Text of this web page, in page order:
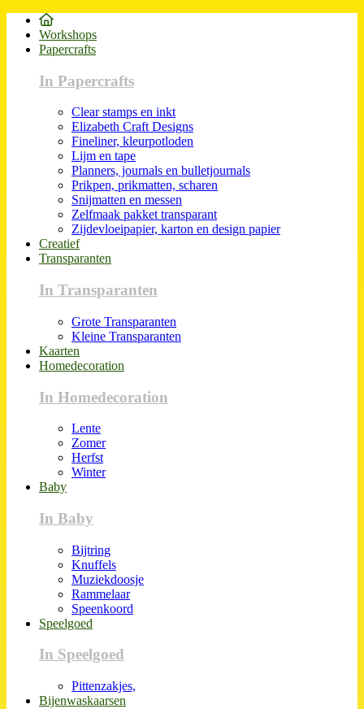
Workshops
Papercrafts
In Papercrafts
Clear stamps en inkt
Elizabeth Craft Designs
Fineliner, kleurpotloden
Lijm en tape
Planners, journals en bulletjournals
Prikpen, prikmatten, scharen
Snijmatten en messen
Zelfmaak pakket transparant
Zijdevloeipapier, karton en design papier
Creatief
Transparanten
In Transparanten
Grote Transparanten
Kleine Transparanten
Kaarten
Homedecoration
In Homedecoration
Lente
Zomer
Herfst
Winter
Baby
In Baby
Bijtring
Knuffels
Muziekdoosje
Rammelaar
Speenkoord
Speelgoed
In Speelgoed
Pittenzakjes,
Bijenwaskaarsen